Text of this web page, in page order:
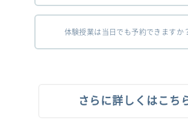
体験授業は当日でも予約できますか
さらに詳しくはこち